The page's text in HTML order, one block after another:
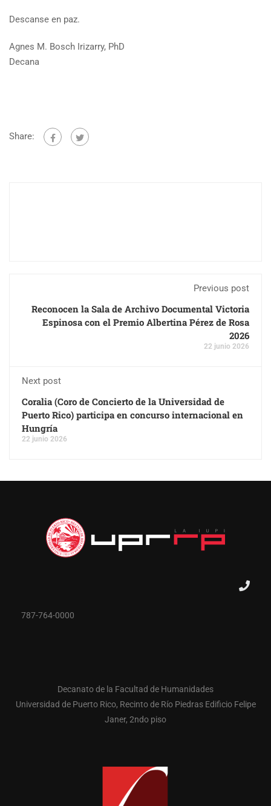
Descanse en paz.
Agnes M. Bosch Irizarry, PhD
Decana
Share:
Previous post
Reconocen la Sala de Archivo Documental Victoria
Espinosa con el Premio Albertina Pérez de Rosa
2026
22 junio 2026
Next post
Coralia (Coro de Concierto de la Universidad de
Puerto Rico) participa en concurso internacional en
Hungría
22 junio 2026
787-764-0000
Decanato de la Facultad de Humanidades
Universidad de Puerto Rico, Recinto de Río Piedras Edificio Felipe
Janer, 2ndo piso